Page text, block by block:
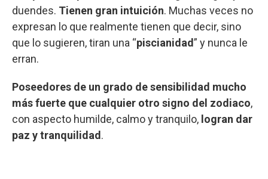
duendes. Tienen gran intuición. Muchas veces no
expresan lo que realmente tienen que decir, sino
que lo sugieren, tiran una “piscianidad” y nunca le
erran.
Poseedores de un grado de sensibilidad mucho
más fuerte que cualquier otro signo del zodiaco,
con aspecto humilde, calmo y tranquilo, logran dar
paz y tranquilidad .